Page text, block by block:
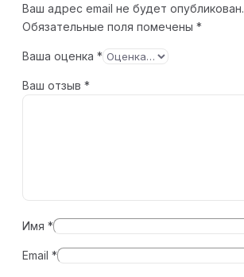
Ваш адрес email не будет опубликован.
Обязательные поля помечены *
Ваша оценка *
Ваш отзыв *
Имя *
Email *